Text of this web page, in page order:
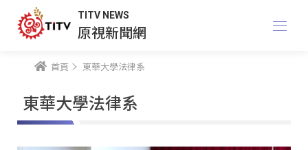
TITV NEWS
原視新聞網
首頁 東華大學法律系
東華大學法律系